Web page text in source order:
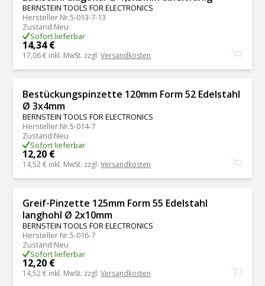
BERNSTEIN TOOLS FOR ELECTRONICS
Hersteller Nr.5-013-7-13
Zustand:Neu
Sofort lieferbar
14,34 €
17,06 € inkl. MwSt. zzgl.Versandkosten
Bestückungspinzette 120mm Form 52 Edelstahl
Ø 3x4mm
BERNSTEIN TOOLS FOR ELECTRONICS
Hersteller Nr.5-014-7
Zustand:Neu
Sofort lieferbar
12,20 €
14,52 € inkl. MwSt. zzgl.Versandkosten
Greif-Pinzette 125mm Form 55 Edelstahl
langhohl Ø 2x10mm
BERNSTEIN TOOLS FOR ELECTRONICS
Hersteller Nr.5-016-7
Zustand:Neu
Sofort lieferbar
12,20 €
14,52 € inkl. MwSt. zzgl.Versandkosten